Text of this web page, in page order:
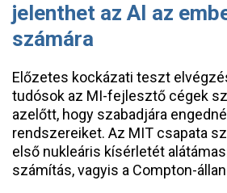
jelenthet az AI az
számára
Előzetes kockázati teszt
tudósok az MI-fejlesztő cégek
azelőtt, hogy szabadjára
rendszereiket. Az MIT csapata
első nukleáris kísérletét
számítás, vagyis a Compton-